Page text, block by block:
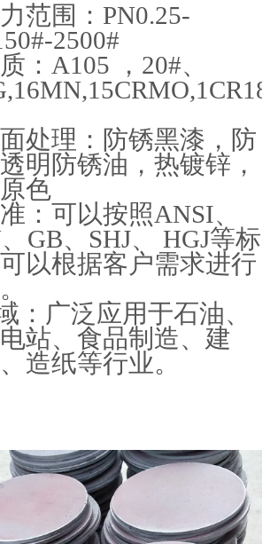
范围：PN0.25-
2500#
：A105 ，20#、
处理：防锈黑漆，防
明防锈油，热镀锌，
色
：可以按照ANSI、
GB、SHJ、 HGJ等标
以根据客户需求进行
：广泛应用于石油、
站、食品制造、建
造纸等行业。